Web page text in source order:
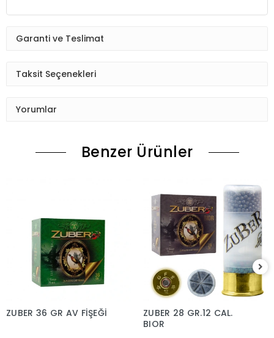
Garanti ve Teslimat
Taksit Seçenekleri
Yorumlar
Benzer Ürünler
ZUBER 36 GR AV FİŞEĞİ
ZUBER 28 GR.12 CAL.
BIOR